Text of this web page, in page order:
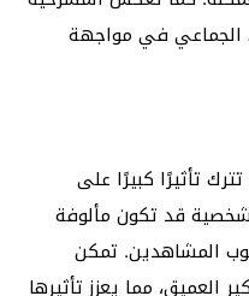
الجماعي في مواجهة
تأثيرًا كبيرًا على
قد تكون مألوفة
المشاهدين. تمكن
العميق، مما يعزز تأثيرها